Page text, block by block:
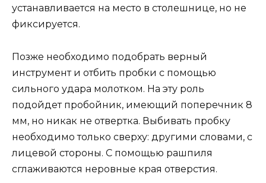
устанавливается на место в столешнице, но не
фиксируется.
Позже необходимо подобрать верный
инструмент и отбить пробки с помощью
сильного удара молотком. На эту роль
подойдет пробойник, имеющий поперечник 8
мм, но никак не отвертка. Выбивать пробку
необходимо только сверху: другими словами, с
лицевой стороны. С помощью рашпиля
сглаживаются неровные края отверстия.